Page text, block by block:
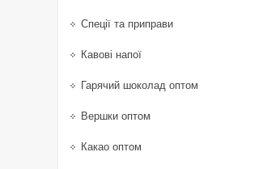
Спеції та приправи
Кавові напої
Гарячий шоколад оптом
Вершки оптом
Какао оптом